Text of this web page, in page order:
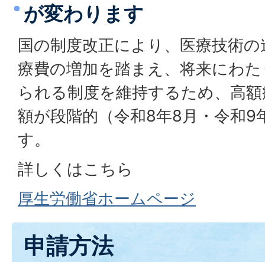
が変わります
国の制度改正により、医療技術
療費の増加を踏まえ、将来にわ
られる制度を維持するため、高
額が段階的（令和8年8月・令和9
す。
詳しくはこちら
厚生労働省ホームページ
申請方法